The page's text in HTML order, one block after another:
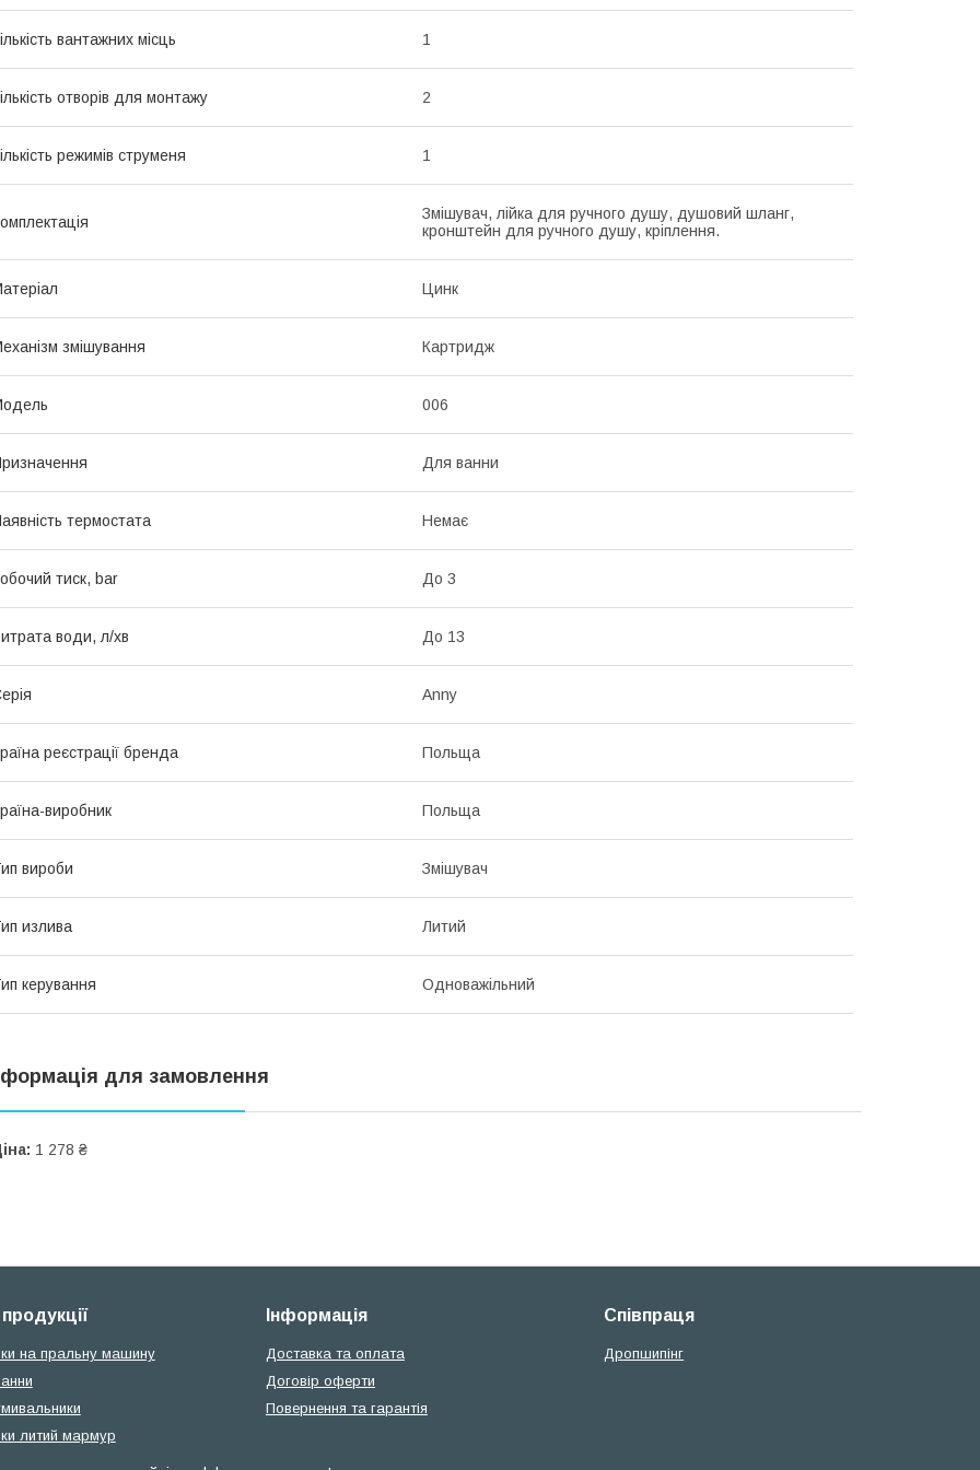
вантажних місць 1
отворів для монтажу 2
режимів струменя 1
Змішувач, лійка для ручного душу, душовий шланг,
кронштейн для ручного душу, кріплення.
Цинк
змішування Картридж
006
Для ванни
термостата Немає
тиск, bar До 3
води, л/хв До 13
Anny
реєстрації бренда Польща
виробник Польща
вироби Змішувач
излива Литий
керування Одноважільний
для замовлення
1 278 ₴
на пральну машину
литий мармур
Інформація
Доставка та оплата
Договір оферти
Повернення та гарантія
Співпраця
Дропшипінг